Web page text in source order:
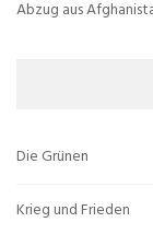
Abzug aus
Die Grünen
Krieg und Frieden